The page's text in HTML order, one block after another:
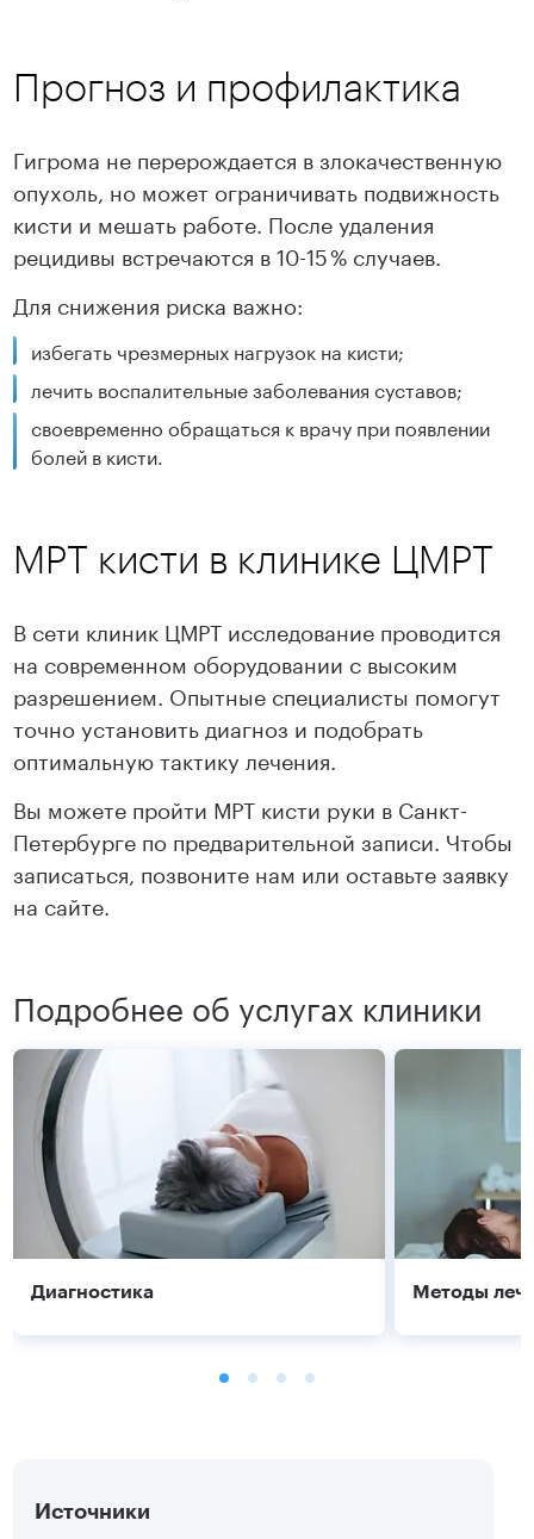
Прогноз и профилактика
Гигрома не перерождается в злокачественную
опухоль, но может ограничивать подвижность
кисти и мешать работе. После удаления
рецидивы встречаются в 10-15 % случаев.
Для снижения риска важно:
избегать чрезмерных нагрузок на кисти;
лечить воспалительные заболевания суставов;
своевременно обращаться к врачу при появлении
болей в кисти.
МРТ кисти в клинике ЦМРТ
В сети клиник ЦМРТ исследование проводится
на современном оборудовании с высоким
разрешением. Опытные специалисты помогут
точно установить диагноз и подобрать
оптимальную тактику лечения.
Вы можете пройти МРТ кисти руки в Санкт-
Петербурге по предварительной записи. Чтобы
записаться, позвоните нам или оставьте заявку
на сайте.
Подробнее об услугах клиники
Диагностика Методы
Источники